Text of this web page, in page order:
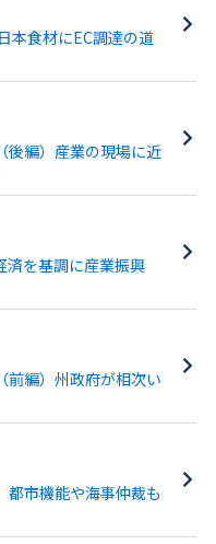
本食材にEC調達の道
後編）産業の現場に近
済を基調に産業振興
前編）州政府が相次い
都市機能や海事仲裁も